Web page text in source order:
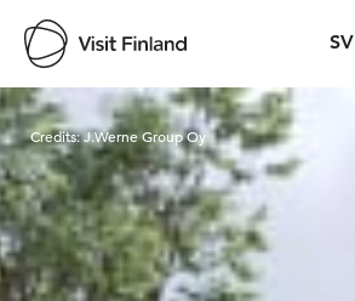
SV
Visit Finland
Credits:J.Werne Group Oy